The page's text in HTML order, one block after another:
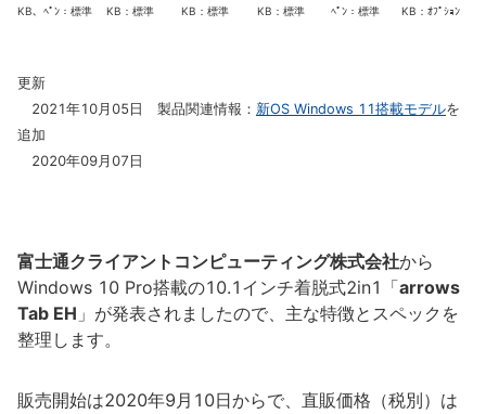
KB、ﾍﾟﾝ：標準
KB：標準
KB：標準
KB：標準
ﾍﾟﾝ：標準
KB：ｵﾌﾟｼｮﾝ
更新
2021年10月05日 製品関連情報： 新OS Windows 11搭載モデルを
追加
2020年09月07日
富士通クライアントコンピューティング株式会社から
Windows 10 Pro搭載の10.1インチ着脱式2in1「arrows
Tab EH 」が発表されましたので、主な特徴とスペックを
整理します。
販売開始は2020年9月10日からで、直販価格（税別）は